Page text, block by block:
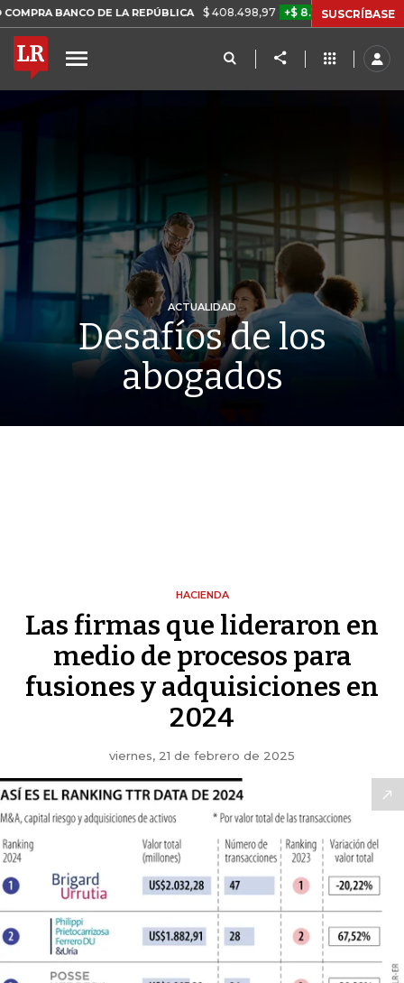
DE LA REPÚBLICA $ 408.498,97 +$ 8.753,81 +2,19% TASA
SUSCRÍBASE
ACTUALIDAD
Desafíos de los
abogados
HACIENDA
Las firmas que lideraron en
medio de procesos para
fusiones y adquisiciones en
2024
viernes, 21 de febrero de 2025